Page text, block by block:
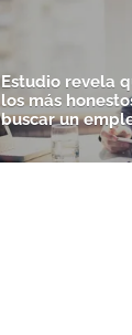
Estudio revela
los más
buscar un